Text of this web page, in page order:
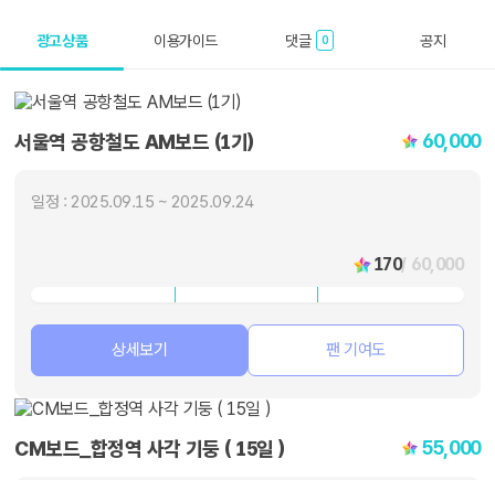
광고상품 이용가이드 댓글 0 공지
서울역 공항철도 AM보드 (1기) 60,000
일정 : 2025.09.15 ~ 2025.09.24
170/ 60,000
상세보기 팬 기여도
CM보드_합정역 사각 기둥 ( 15일 ) 55,000